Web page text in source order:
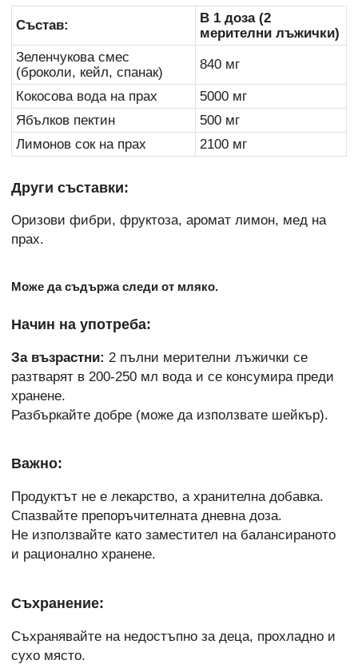
Състав:
В 1 доза (2
мерителни лъжички)
Зеленчукова смес
(броколи, кейл, спанак)
840 мг
Кокосова вода на прах
5000 мг
Ябълков пектин
500 мг
Лимонов сок на прах
2100 мг
Други съставки:
Оризови фибри, фруктоза, аромат лимон, мед на
прах.
Може да съдържа следи от мляко.
Начин на употреба:
За възрастни: 2 пълни мерителни лъжички се
разтварят в 200-250 мл вода и се консумира преди
хранене.
Разбъркайте добре (може да използвате шейкър).
Важно:
Продуктът не е лекарство, а хранителна добавка.
Спазвайте препоръчителната дневна доза.
Не използвайте като заместител на балансираното
и рационално хранене.
Съхранение:
Съхранявайте на недостъпно за деца, прохладно и
сухо място.